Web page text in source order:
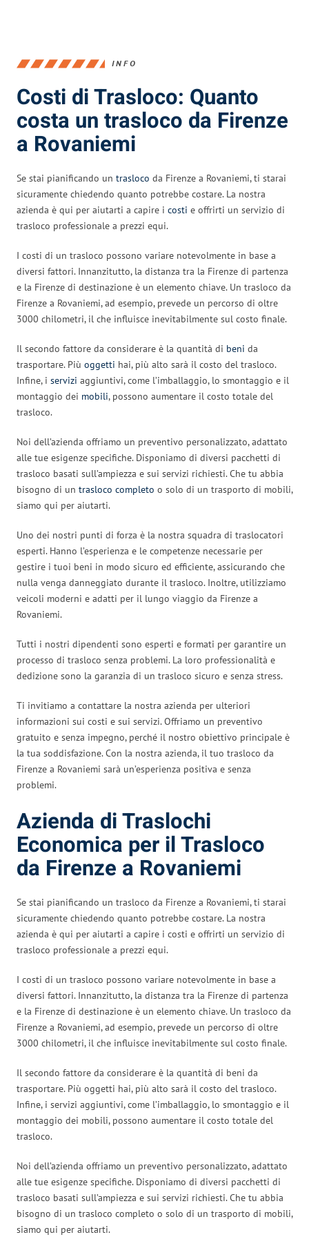
INFO
Costi di Trasloco: Quanto
costa un trasloco da Firenze
a Rovaniemi
Se stai pianificando un trasloco da Firenze a Rovaniemi, ti starai
sicuramente chiedendo quanto potrebbe costare. La nostra
azienda è qui per aiutarti a capire i costi e offrirti un servizio di
trasloco professionale a prezzi equi.
I costi di un trasloco possono variare notevolmente in base a
diversi fattori. Innanzitutto, la distanza tra la Firenze di partenza
e la Firenze di destinazione è un elemento chiave. Un trasloco da
Firenze a Rovaniemi, ad esempio, prevede un percorso di oltre
3000 chilometri, il che influisce inevitabilmente sul costo finale.
Il secondo fattore da considerare è la quantità di beni da
trasportare. Più oggetti hai, più alto sarà il costo del trasloco.
Infine, i servizi aggiuntivi, come l’imballaggio, lo smontaggio e il
montaggio dei mobili, possono aumentare il costo totale del
trasloco.
Noi dell’azienda offriamo un preventivo personalizzato, adattato
alle tue esigenze specifiche. Disponiamo di diversi pacchetti di
trasloco basati sull’ampiezza e sui servizi richiesti. Che tu abbia
bisogno di un trasloco completo o solo di un trasporto di mobili,
siamo qui per aiutarti.
Uno dei nostri punti di forza è la nostra squadra di traslocatori
esperti. Hanno l’esperienza e le competenze necessarie per
gestire i tuoi beni in modo sicuro ed efficiente, assicurando che
nulla venga danneggiato durante il trasloco. Inoltre, utilizziamo
veicoli moderni e adatti per il lungo viaggio da Firenze a
Rovaniemi.
Tutti i nostri dipendenti sono esperti e formati per garantire un
processo di trasloco senza problemi. La loro professionalità e
dedizione sono la garanzia di un trasloco sicuro e senza stress.
Ti invitiamo a contattare la nostra azienda per ulteriori
informazioni sui costi e sui servizi. Offriamo un preventivo
gratuito e senza impegno, perché il nostro obiettivo principale è
la tua soddisfazione. Con la nostra azienda, il tuo trasloco da
Firenze a Rovaniemi sarà un’esperienza positiva e senza
problemi.
Azienda di Traslochi
Economica per il Trasloco
da Firenze a Rovaniemi
Se stai pianificando un trasloco da Firenze a Rovaniemi, ti starai
sicuramente chiedendo quanto potrebbe costare. La nostra
azienda è qui per aiutarti a capire i costi e offrirti un servizio di
trasloco professionale a prezzi equi.
I costi di un trasloco possono variare notevolmente in base a
diversi fattori. Innanzitutto, la distanza tra la Firenze di partenza
e la Firenze di destinazione è un elemento chiave. Un trasloco da
Firenze a Rovaniemi, ad esempio, prevede un percorso di oltre
3000 chilometri, il che influisce inevitabilmente sul costo finale.
Il secondo fattore da considerare è la quantità di beni da
trasportare. Più oggetti hai, più alto sarà il costo del trasloco.
Infine, i servizi aggiuntivi, come l’imballaggio, lo smontaggio e il
montaggio dei mobili, possono aumentare il costo totale del
trasloco.
Noi dell’azienda offriamo un preventivo personalizzato, adattato
alle tue esigenze specifiche. Disponiamo di diversi pacchetti di
trasloco basati sull’ampiezza e sui servizi richiesti. Che tu abbia
bisogno di un trasloco completo o solo di un trasporto di mobili,
siamo qui per aiutarti.